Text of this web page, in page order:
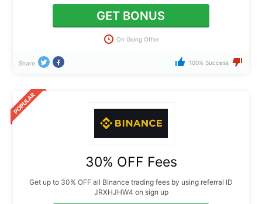
GET BONUS
On Going Offer
Share 100% Success
30% OFF Fees
Get up to 30% OFF all Binance trading fees by using referral ID
JRXHJHW4 on sign up